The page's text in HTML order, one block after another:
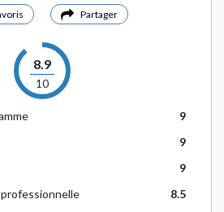
Partager
8.9
10
9
9
9
8.5